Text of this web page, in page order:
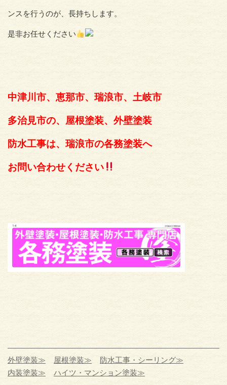
ンスを行うのが、長持ちします。
是非お任せください
中津川市、恵那市、瑞浪市、土岐市
多治見市の、屋根塗装、外壁塗装
防水工事は、瑞浪市の各務塗装へ
お問い合わせください
外壁塗装≫ 屋根塗装≫
防水工事・シーリング≫
内装塗装≫
ハイツ・マンション塗装≫